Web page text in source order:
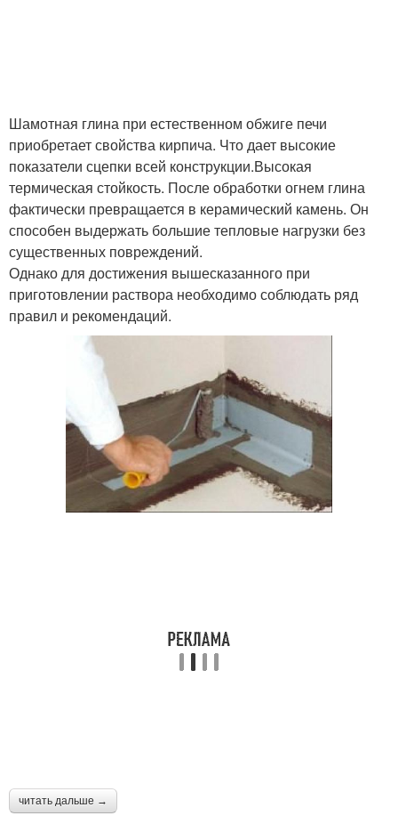
Шамотная глина при естественном обжиге печи
приобретает свойства кирпича. Что дает высокие
показатели сцепки всей конструкции.Высокая
термическая стойкость. После обработки огнем глина
фактически превращается в керамический камень. Он
способен выдержать большие тепловые нагрузки без
существенных повреждений.
Однако для достижения вышесказанного при
приготовлении раствора необходимо соблюдать ряд
правил и рекомендаций.
читать дальше →